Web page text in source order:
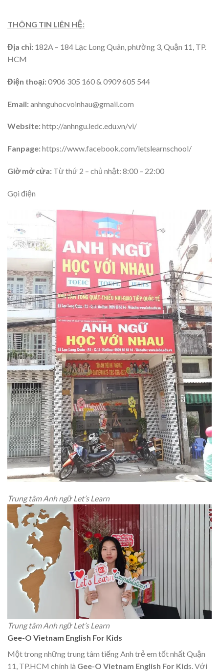
THÔNG TIN LIÊN HỆ:
Địa chỉ: 182A – 184 Lạc Long Quân, phường 3, Quận 11, TP.
HCM
Điện thoại:0906 305 160 & 0909 605 544
Email:anhnguhocvoinhau@gmail.com
Website:http://anhngu.ledc.edu.vn/vi/
Fanpage:https://www.facebook.com/letslearnschool/
Giờ mở cửa: Từ thứ 2 – chủ nhật: 8:00 – 22:00
Gọi điện
Trung tâm Anh ngữ Let’s Learn
Trung tâm Anh ngữ Let’s Learn
Gee-O Vietnam English For Kids
Một trong những trung tâm tiếng Anh trẻ em tốt nhất Quận
11, TP.HCM chính là Gee-O Vietnam English For Kids. Với